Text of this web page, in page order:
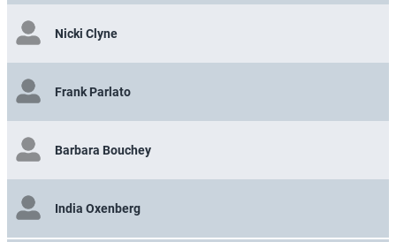
Nicki Clyne
Frank Parlato
Barbara Bouchey
India Oxenberg